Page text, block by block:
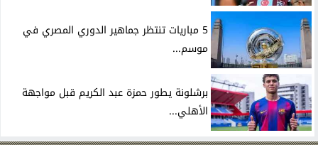
5 مباريات تنتظر جماهير الدوري المصري في
موسم...
برشلونة يطور حمزة عبد الكريم قبل مواجهة
الأهلي...